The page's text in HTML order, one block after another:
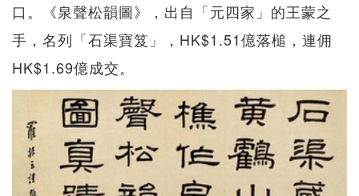
口。《泉聲松韻圖》，出自「元四家」的王蒙之
手，名列「石渠寶笈」，HK$1.51億落槌，連佣
HK$1.69億成交。